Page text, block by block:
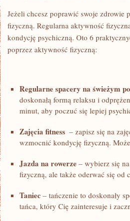
Jeżeli chcesz poprawić swoje zdrowie
fizyczną. ⁤Regularna aktywność
kondycję psychiczną. Oto⁤ 6
poprzez aktywność fizyczną:
Regularne spacery na świeżym
doskonałą formą relaksu⁣ i⁤
minut, aby poczuć się​ lepiej
Zajęcia ​fitness – zapisz się na
wzmocnić⁣ kondycję fizyczną.
Jazda na rowerze – wybierz się
fizyczną, ale także oderwać się⁢
Taniec – tańczenie to ‌doskonały
tańca, ​który Cię zainteresuje i